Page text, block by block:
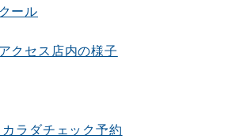
ール
クセス店内の様子
ラダチェック予約